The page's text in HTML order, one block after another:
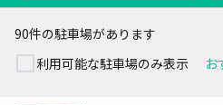
90件の駐車場があります
利用可能な駐車場のみ表示